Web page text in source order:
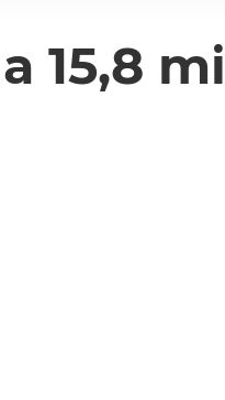
15,8